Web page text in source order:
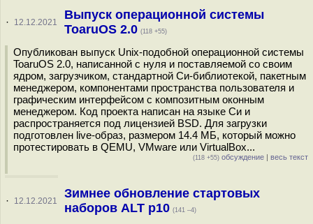
· 12.12.2021
Выпуск операционной системы
ToaruOS 2.0 (118 +55)
Опубликован выпуск Unix-подобной операционной системы
ToaruOS 2.0, написанной с нуля и поставляемой со своим
ядром, загрузчиком, стандартной Си-библиотекой, пакетным
менеджером, компонентами пространства пользователя и
графическим интерфейсом с композитным оконным
менеджером. Код проекта написан на языке Си и
распространяется под лицензией BSD. Для загрузки
подготовлен live-образ, размером 14.4 МБ, который можно
протестировать в QEMU, VMware или VirtualBox...
(118 +55) обсуждение | весь текст
· 12.12.2021
Зимнее обновление стартовых
наборов ALT p10 (141 –4)